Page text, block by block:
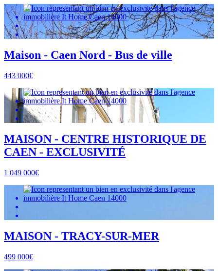
Maison - Caen Nord - Bus de ville
443 000€
MAISON - CENTRE HISTORIQUE DE
CAEN - EXCLUSIVITÉ
1 049 000€
MAISON - TRACY-SUR-MER
499 000€